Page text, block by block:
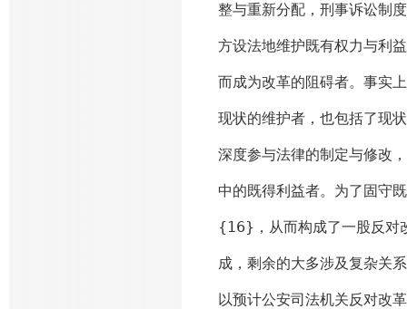
整与重新分配，刑事诉讼制
方设法地维护既有权力与利
而成为改革的阻碍者。事实
现状的维护者，也包括了现
深度参与法律的制定与修改
中的既得利益者。为了固守
{16}，从而构成了一股反对
成，剩余的大多涉及复杂关
以预计公安司法机关反对改